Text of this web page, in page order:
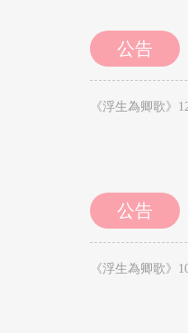
公告
《浮生為卿歌》
公告
《浮生為卿歌》